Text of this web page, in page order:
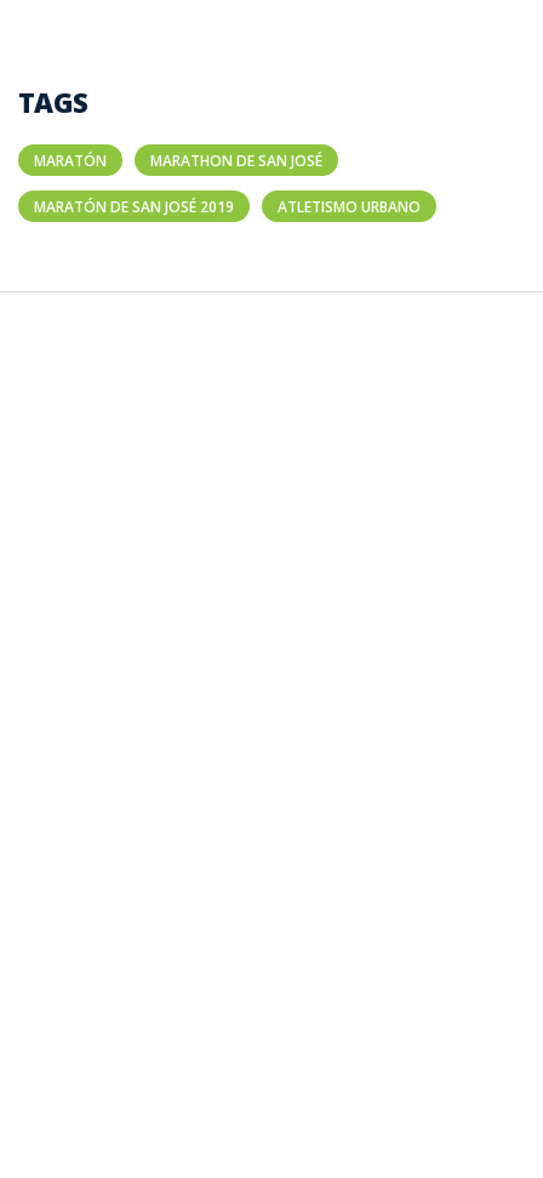
TAGS
MARATÓN MARATHON DE SAN JOSÉ
MARATÓN DE SAN JOSÉ 2019 ATLETISMO URBANO